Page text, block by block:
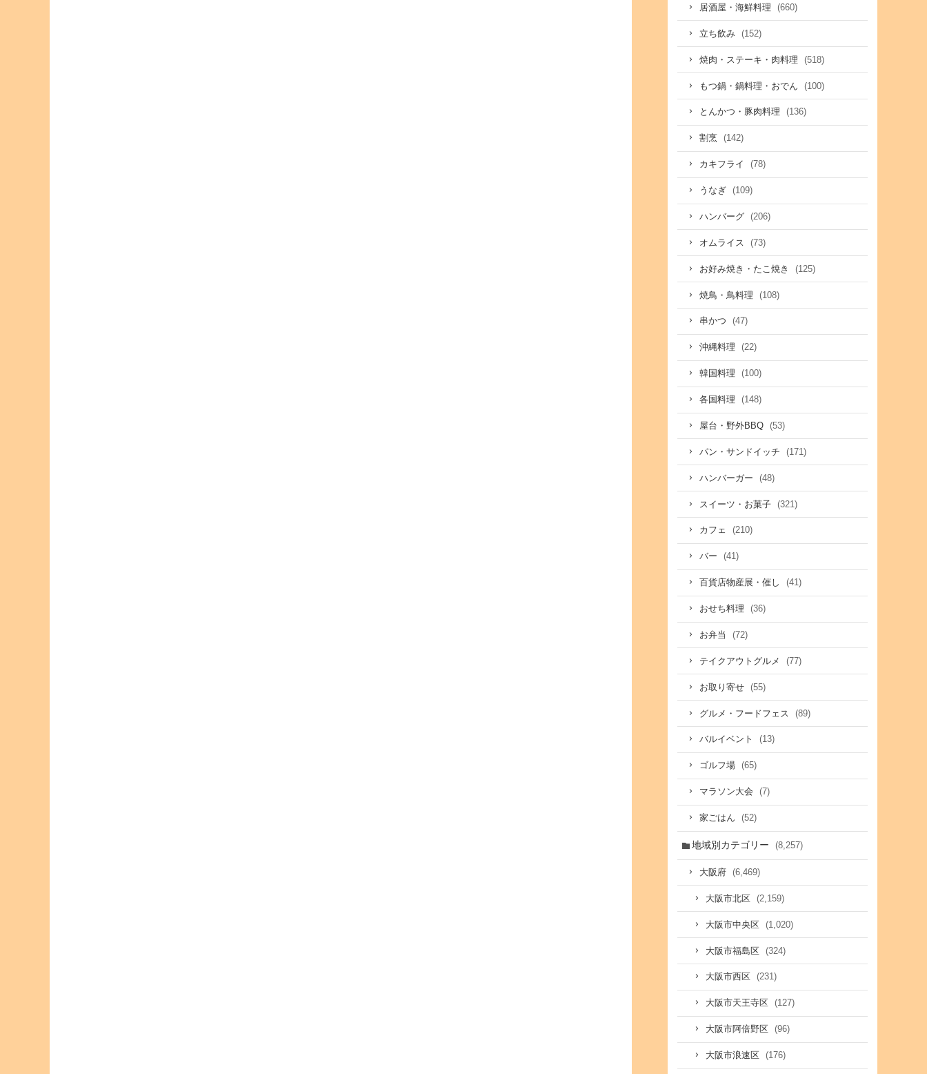
居酒屋・海鮮料理 (660)
立ち飲み (152)
焼肉・ステーキ・肉料理 (518)
もつ鍋・鍋料理・おでん (100)
とんかつ・豚肉料理 (136)
割烹 (142)
カキフライ (78)
うなぎ (109)
ハンバーグ (206)
オムライス (73)
お好み焼き・たこ焼き (125)
焼鳥・鳥料理 (108)
串かつ (47)
沖縄料理 (22)
韓国料理 (100)
各国料理 (148)
屋台・野外BBQ (53)
パン・サンドイッチ (171)
ハンバーガー (48)
スイーツ・お菓子 (321)
カフェ (210)
バー (41)
百貨店物産展・催し (41)
おせち料理 (36)
お弁当 (72)
テイクアウトグルメ (77)
お取り寄せ (55)
グルメ・フードフェス (89)
バルイベント (13)
ゴルフ場 (65)
マラソン大会 (7)
家ごはん (52)
地域別カテゴリー (8,257)
大阪府 (6,469)
大阪市北区 (2,159)
大阪市中央区 (1,020)
大阪市福島区 (324)
大阪市西区 (231)
大阪市天王寺区 (127)
大阪市阿倍野区 (96)
大阪市浪速区 (176)